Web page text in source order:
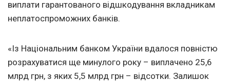
виплати гарантованого відшкодування вкладникам
неплатоспроможних банків.
«Із Національним банком України вдалося повністю
розрахуватися ще минулого року – виплачено 25,6
млрд грн, з яких 5,5 млрд грн – відсотки. Залишок